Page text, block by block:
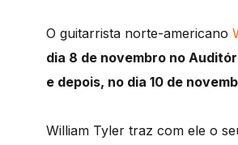
O guitarrista norte-americano
dia 8 de novembro no
e depois, no dia 10 de
William Tyler traz com ele o